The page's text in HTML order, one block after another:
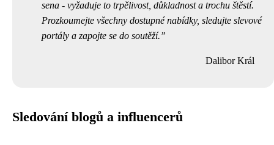
sena - vyžaduje to trpělivost, důkladnost a trochu štěstí.
Prozkoumejte všechny dostupné nabídky, sledujte slevové
portály a zapojte se do soutěží.
Dalibor Král
Sledování blogů a influencerů